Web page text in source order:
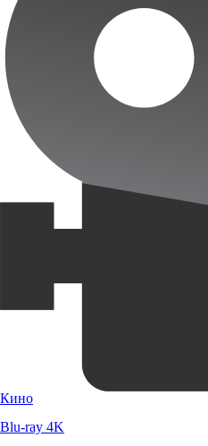
Кино
Blu-ray 4K